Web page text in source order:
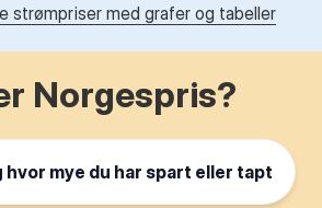
strømpriser med grafer og tabeller
Norgespris?
hvor mye du har spart eller tapt